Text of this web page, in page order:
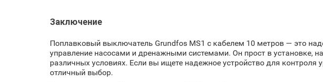
Заключение
Поплавковый выключатель Grundfos MS1 с кабелем 10 метров — это
управление насосами и дренажными системами. Он прост в установке,
различных условиях. Если вы ищете надежное устройство для
отличный выбор.